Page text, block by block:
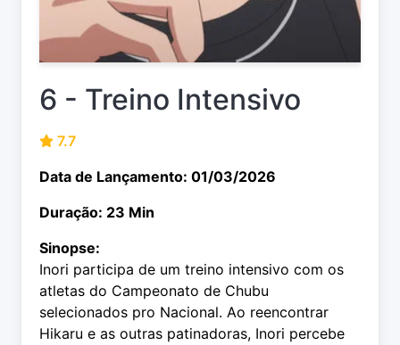
6 - Treino Intensivo
7.7
Data de Lançamento: 01/03/2026
Duração: 23 Min
Sinopse:
Inori participa de um treino intensivo com os
atletas do Campeonato de Chubu
selecionados pro Nacional. Ao reencontrar
Hikaru e as outras patinadoras, Inori percebe